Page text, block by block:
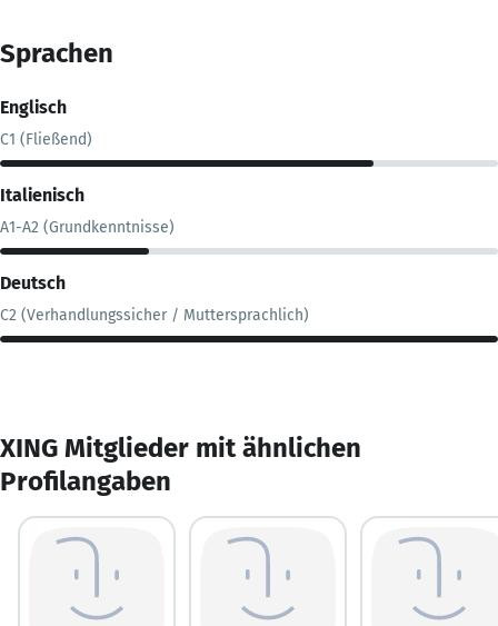
Sprachen
Englisch
C1 (Fließend)
Italienisch
A1-A2 (Grundkenntnisse)
Deutsch
C2 (Verhandlungssicher / Muttersprachlich)
XING Mitglieder mit ähnlichen
Profilangaben